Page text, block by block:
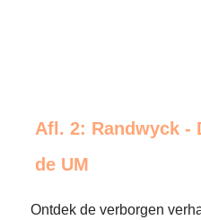
Afl. 2: Randwyck -
de UM
Ontdek de verborgen